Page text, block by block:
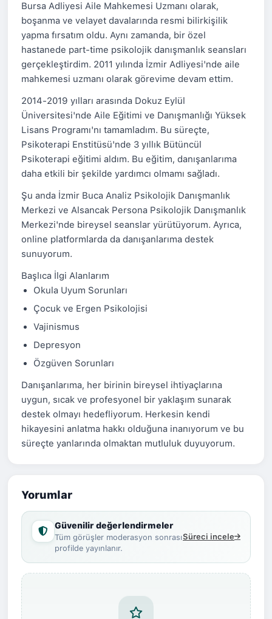
Bursa Adliyesi Aile Mahkemesi Uzmanı olarak,
boşanma ve velayet davalarında resmi bilirkişilik
yapma fırsatım oldu. Aynı zamanda, bir özel
hastanede part-time psikolojik danışmanlık seansları
gerçekleştirdim. 2011 yılında İzmir Adliyesi'nde aile
mahkemesi uzmanı olarak görevime devam ettim.
2014-2019 yılları arasında Dokuz Eylül
Üniversitesi'nde Aile Eğitimi ve Danışmanlığı Yüksek
Lisans Programı'nı tamamladım. Bu süreçte,
Psikoterapi Enstitüsü'nde 3 yıllık Bütüncül
Psikoterapi eğitimi aldım. Bu eğitim, danışanlarıma
daha etkili bir şekilde yardımcı olmamı sağladı.
Şu anda İzmir Buca Analiz Psikolojik Danışmanlık
Merkezi ve Alsancak Persona Psikolojik Danışmanlık
Merkezi'nde bireysel seanslar yürütüyorum. Ayrıca,
online platformlarda da danışanlarıma destek
sunuyorum.
Başlıca İlgi Alanlarım
Okula Uyum Sorunları
Çocuk ve Ergen Psikolojisi
Vajinismus
Depresyon
Özgüven Sorunları
Danışanlarıma, her birinin bireysel ihtiyaçlarına
uygun, sıcak ve profesyonel bir yaklaşım sunarak
destek olmayı hedefliyorum. Herkesin kendi
hikayesini anlatma hakkı olduğuna inanıyorum ve bu
süreçte yanlarında olmaktan mutluluk duyuyorum.
Yorumlar
Güvenilir değerlendirmeler
Tüm görüşler moderasyon sonrası
profilde yayınlanır.
Süreci incele